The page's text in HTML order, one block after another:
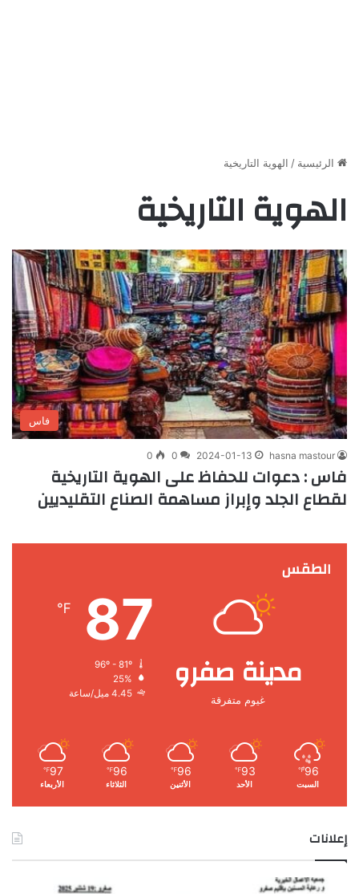
الرئيسية / الهوية التاريخية
الهوية التاريخية
فاس
hasna mastour
2024-01-13
0
0
فاس : دعوات للحفاظ على الهوية التاريخية
لقطاع الجلد وإبراز مساهمة الصناع التقليديين
الطقس
مدينة صفرو
غيوم متفرقة
87
℉
25%
4.45 ميل/ساعة
96
℉
السبت
93
℉
الأحد
96
℉
الأثنين
96
℉
الثلاثاء
97
℉
الأربعاء
إعلانات